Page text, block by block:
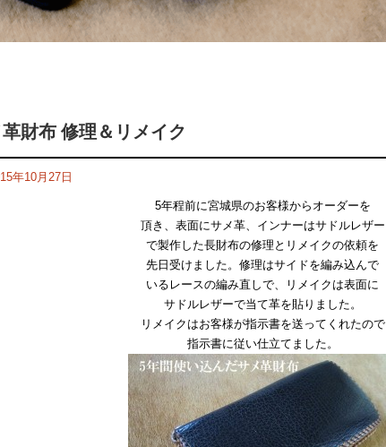
財布 修理＆リメイク
年10月27日
5年程前に宮城県のお客様からオーダーを
頂き、表面にサメ革、インナーはサドルレザー
で製作した長財布の修理とリメイクの依頼を
先日受けました。修理はサイドを編み込んで
いるレースの編み直しで、リメイクは表面に
サドルレザーで当て革を貼りました。
リメイクはお客様が指示書を送ってくれたので
指示書に従い仕立てました。